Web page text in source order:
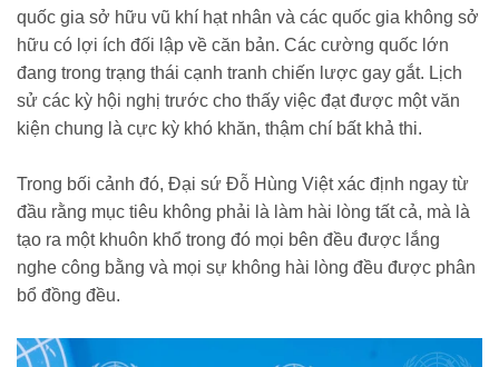
quốc gia sở hữu vũ khí hạt nhân và các quốc gia không sở
hữu có lợi ích đối lập về căn bản. Các cường quốc lớn
đang trong trạng thái cạnh tranh chiến lược gay gắt. Lịch
sử các kỳ hội nghị trước cho thấy việc đạt được một văn
kiện chung là cực kỳ khó khăn, thậm chí bất khả thi.
Trong bối cảnh đó, Đại sứ Đỗ Hùng Việt xác định ngay từ
đầu rằng mục tiêu không phải là làm hài lòng tất cả, mà là
tạo ra một khuôn khổ trong đó mọi bên đều được lắng
nghe công bằng và mọi sự không hài lòng đều được phân
bổ đồng đều.